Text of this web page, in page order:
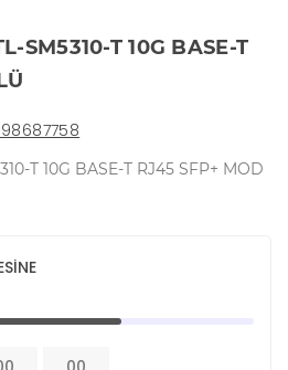
SM5310-T 10G BASE-T
T 10G BASE-T RJ45 SFP+ MOD